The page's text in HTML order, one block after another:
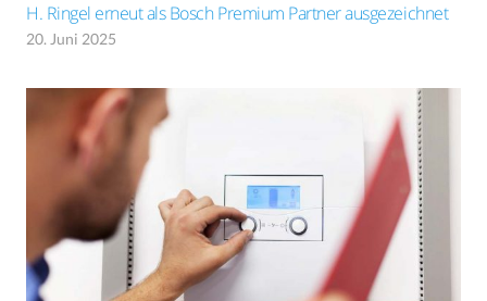
H. Ringel erneut als Bosch Premium Partner ausgezeichnet
20. Juni 2025